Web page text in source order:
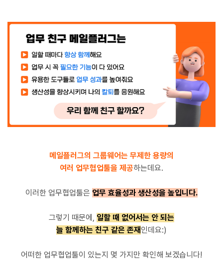
메일플러그의 그룹웨어는 무제한 용량의
여러 업무협업툴을 제공하는데요.
이러한 업무협업툴은 업무 효율성과 생산성을 높입니다.
그렇기 때문에, 일할 때 없어서는 안 되는
늘 함께하는 친구 같은 존재 인데요:)
어떠한 업무협업툴이 있는지 몇 가지만 확인해 보겠습니다!